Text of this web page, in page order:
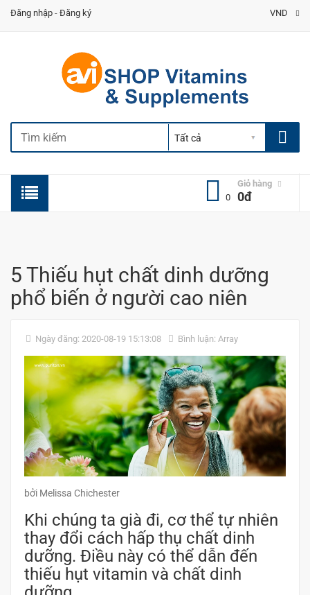
Đăng nhập - Đăng ký VND
Giỏ hàng
0
0đ
5 Thiếu hụt chất dinh dưỡng
phổ biến ở người cao niên
Ngày đăng: 2020-08-19 15:13:08 Bình luận: Array
bởi Melissa Chichester
Khi chúng ta già đi, cơ thể tự nhiên
thay đổi cách hấp thụ chất dinh
dưỡng. Điều này có thể dẫn đến
thiếu hụt vitamin và chất dinh